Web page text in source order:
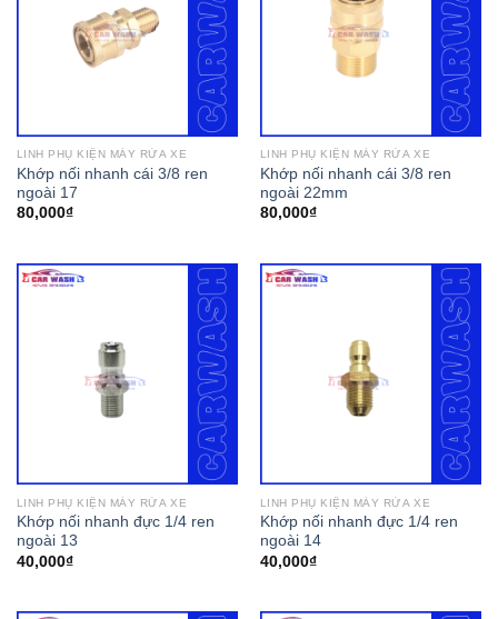
LINH PHỤ KIỆN MÁY RỬA XE
Khớp nối nhanh cái 3/8 ren
ngoài 17
80,000₫
LINH PHỤ KIỆN MÁY RỬA XE
Khớp nối nhanh cái 3/8 ren
ngoài 22mm
80,000₫
LINH PHỤ KIỆN MÁY RỬA XE
Khớp nối nhanh đực 1/4 ren
ngoài 13
40,000₫
LINH PHỤ KIỆN MÁY RỬA XE
Khớp nối nhanh đực 1/4 ren
ngoài 14
40,000₫